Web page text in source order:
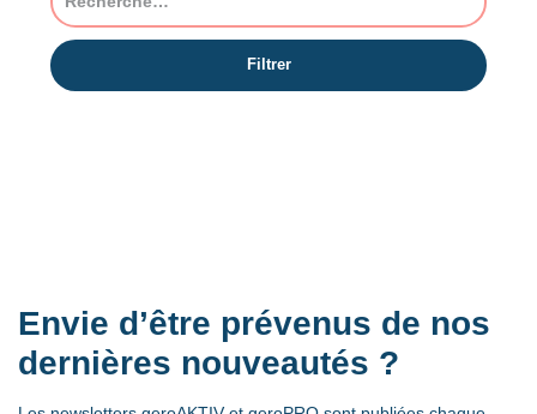
Envie d’être prévenus de nos
dernières nouveautés ?